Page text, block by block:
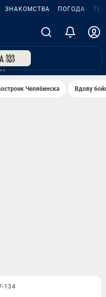
ЗНАКОМСТВА ПОГОДА
Челябинска Вдову
134